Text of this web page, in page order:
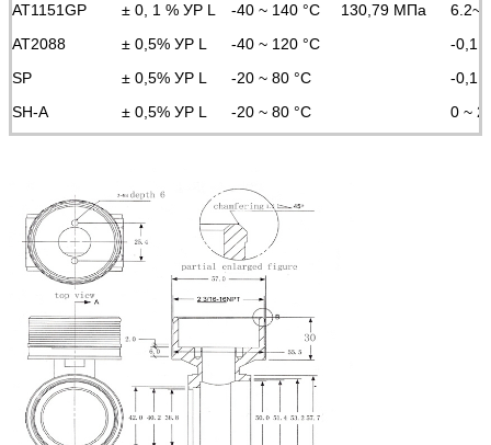
AT1151GP
± 0, 1 % УР L -40 ~ 140 °C 130,79 МПа
AT2088
± 0,5% УР L -40 ~ 120 °C
-0,1
SP
± 0,5% УР L -20 ~ 80 °C
-0,1
SH-A
± 0,5% УР L -20 ~ 80 °C 0 ~